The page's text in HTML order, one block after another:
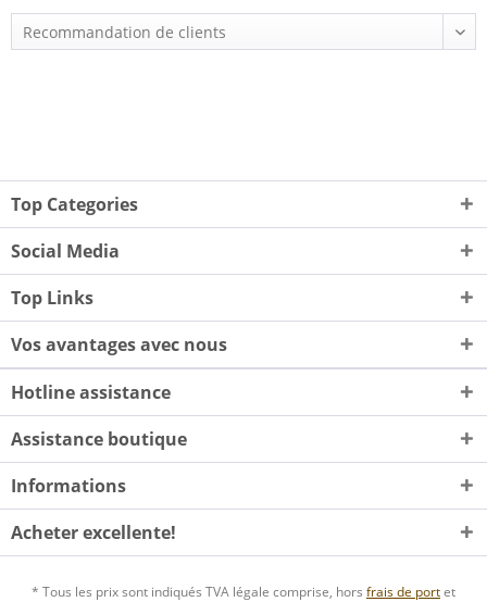
Top Categories
Social Media
Top Links
Vos avantages avec nous
Hotline assistance
Assistance boutique
Informations
Acheter excellente!
* Tous les prix sont indiqués TVA légale comprise, hors frais de portet